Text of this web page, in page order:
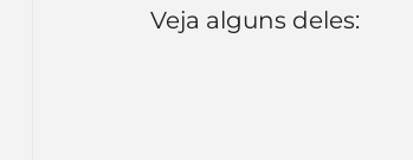
Veja alguns deles: